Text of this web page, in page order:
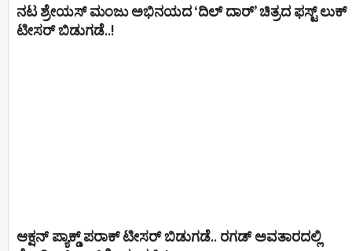
ನಟ ಶ್ರೇಯಸ್ ಮಂಜು ಅಭಿನಯದ ‘ದಿಲ್ ದಾರ್’ ಚಿತ್ರದ ಫಸ್ಟ್ ಲುಕ್
ಟೀಸರ್ ಬಿಡುಗಡೆ..!
ಆಕ್ಷನ್ ಪ್ಯಾಕ್ಡ್ ಪರಾಕ್ ಟೀಸರ್ ಬಿಡುಗಡೆ.. ರಗಡ್ ಅವತಾರದಲ್ಲಿ